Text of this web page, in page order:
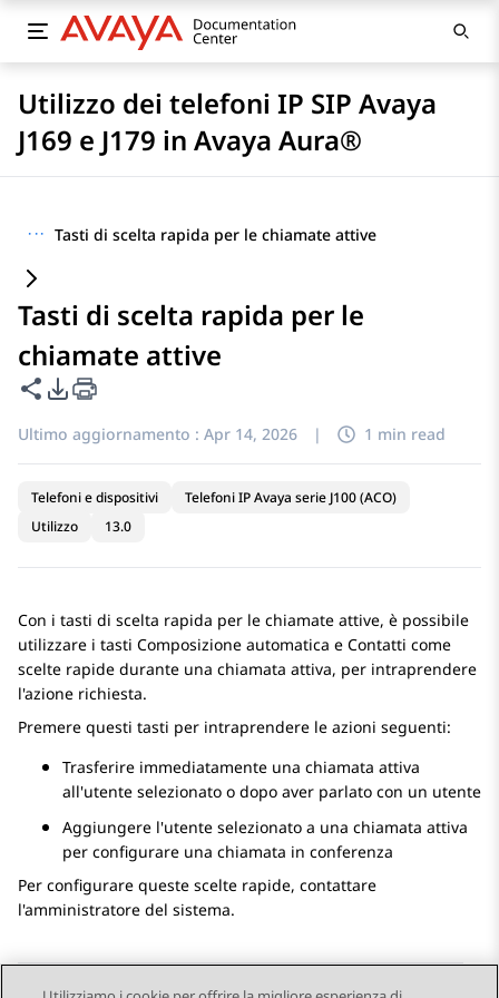
Utilizzo dei telefoni IP SIP Avaya
J169 e J179 in Avaya Aura®
··· Tasti di scelta rapida per le chiamate attive
Tasti di scelta rapida per le
chiamate attive
Condividi questa pagina
Opzioni di esportazione PDF
Ultimo aggiornamento : Apr 14, 2026 | 1 min read
Telefoni e dispositivi
Telefoni IP Avaya serie J100 (ACO)
Utilizzo
13.0
Con i tasti di scelta rapida per le chiamate attive, è possibile
utilizzare i tasti Composizione automatica e Contatti come
scelte rapide durante una chiamata attiva, per intraprendere
l'azione richiesta.
Premere questi tasti per intraprendere le azioni seguenti:
Trasferire immediatamente una chiamata attiva
all'utente selezionato o dopo aver parlato con un utente
Aggiungere l'utente selezionato a una chiamata attiva
per configurare una chiamata in conferenza
Per configurare queste scelte rapide, contattare
l'amministratore del sistema.